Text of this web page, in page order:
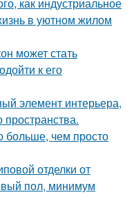
как индустриальное
в уютном жилом
может стать
к его
элемент интерьера,
больше, чем просто
отделки от
пол, минимум